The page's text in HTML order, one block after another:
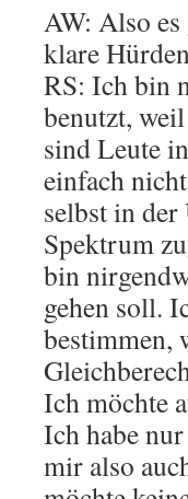
AW: Also
klare
RS: Ich bin
benutzt,
sind Leute
einfach
selbst in
Spektrum
bin
gehen soll.
bestimmen,
Ich möchte
Ich habe
mir also